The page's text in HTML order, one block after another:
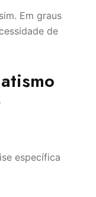
Em graus
de
específica